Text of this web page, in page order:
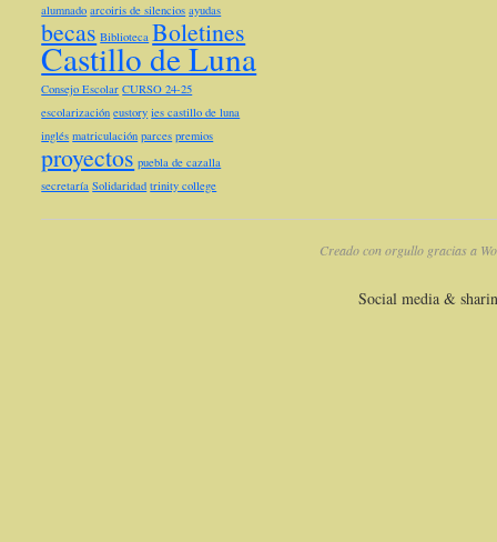
alumnado arcoiris de silencios ayudas
becas Biblioteca Boletines
Castillo de Luna
Consejo Escolar CURSO 24-25
escolarización eustory ies castillo de luna
inglés matriculación parces premios
proyectos puebla de cazalla
secretaría Solidaridad trinity college
Creado con orgullo gracias a
Social media &